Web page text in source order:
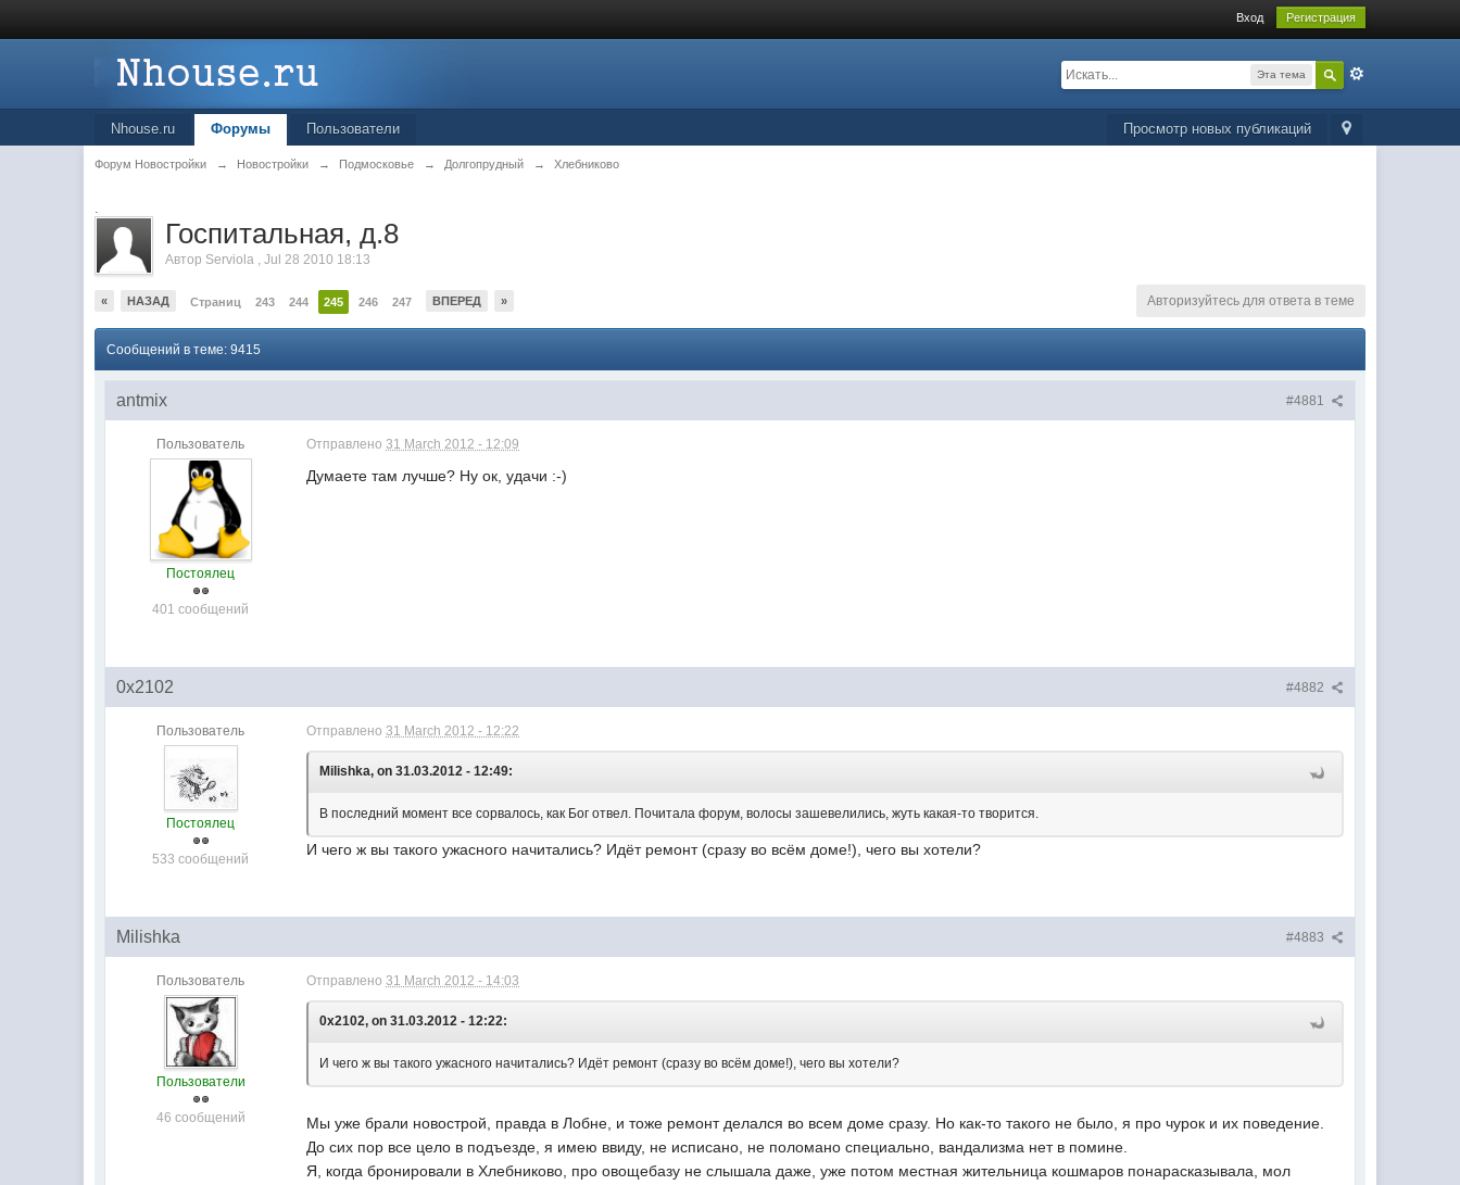
Вход Регистрация
Эта тема
Просмотр новых публикаций
Nhouse.ru Форумы Пользователи
Форум Новостройки → Новостройки → Подмосковье → Долгопрудный → Хлебниково
.
Госпитальная, д.8
Автор Serviola ,Jul 28 2010 18:13
« НАЗАД Страниц 243 244 245 246 247 ВПЕРЕД » Авторизуйтесь для ответа в теме
Сообщений в теме: 9415
#4881
antmix
Пользователь
Постоялец
401 сообщений
Отправлено31 March 2012 - 12:09
Думаете там лучше? Ну ок, удачи :-)
#4882
0x2102
Пользователь
Постоялец
533 сообщений
Отправлено31 March 2012 - 12:22
Milishka, on 31.03.2012 - 12:49:
В последний момент все сорвалось, как Бог отвел. Почитала форум, волосы зашевелились, жуть какая-то творится.
И чего ж вы такого ужасного начитались? Идёт ремонт (сразу во всём доме!), чего вы хотели?
#4883
Milishka
Пользователь
Пользователи
46 сообщений
Отправлено31 March 2012 - 14:03
0x2102, on 31.03.2012 - 12:22:
И чего ж вы такого ужасного начитались? Идёт ремонт (сразу во всём доме!), чего вы хотели?
Мы уже брали новострой, правда в Лобне, и тоже ремонт делался во всем доме сразу. Но как-то такого не было, я про чурок и их поведение.
До сих пор все цело в подъезде, я имею ввиду, не исписано, не поломано специально, вандализма нет в помине.
Я, когда бронировали в Хлебниково, про овощебазу не слышала даже, уже потом местная жительница кошмаров понарасказывала, мол